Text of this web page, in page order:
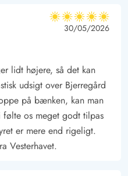
af de gode restauranter
hvor Legoland
- Et hit blandt både store
5 ud af 5
5 ud af 5
5 out of 5
30/05/2026
lidt højere, så det kan
udsigt over Bjerregård
på bænken, kan man
os meget godt tilpas
er mere end rigeligt.
Vesterhavet.